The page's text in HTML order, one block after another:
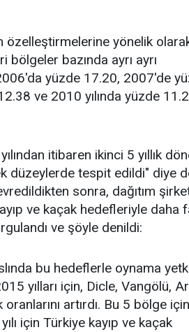
özelleştirmelerine yönelik
bölgeler bazında ayrı ayrı
yüzde 17.20, 2007'de
ve 2010 yılında yüzde
itibaren ikinci 5 yıllık
düzeylerde tespit edildi" diye
sonra, dağıtım
ve kaçak hedefleriyle daha
ve şöyle denildi:
bu hedeflerle oynama
yılları için, Dicle, Vangölü,
artırdı. Bu 5 bölge
için Türkiye kayıp ve kaçak